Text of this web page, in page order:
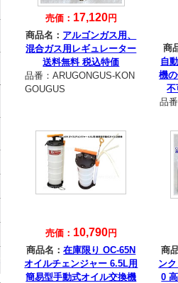
売価： 17,120円
商品名： アルゴンガス用、
混合ガス用レギュレーター
送料無料 税込特価
品番： ARUGONGUS-KON
GOUGUS
商
自
機
不
品
売価： 10,790円
商品名：在庫限り OC-65N
オイルチェンジャー 6.5L用
簡易型手動式オイル交換機
商
ン
0